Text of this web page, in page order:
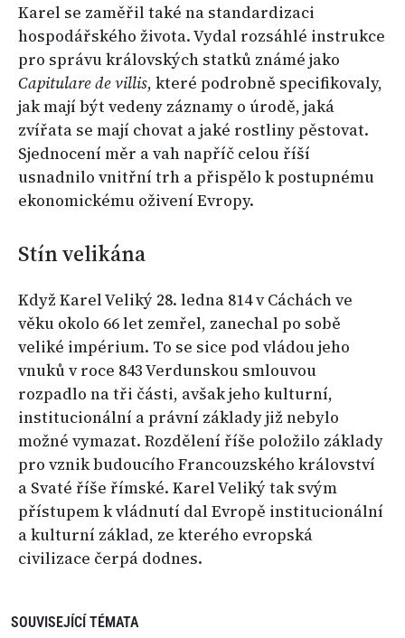
Karel se zaměřil také na standardizaci
hospodářského života. Vydal rozsáhlé instrukce
pro správu královských statků známé jako
Capitulare de villis, které podrobně specifikovaly,
jak mají být vedeny záznamy o úrodě, jaká
zvířata se mají chovat a jaké rostliny pěstovat.
Sjednocení měr a vah napříč celou říší
usnadnilo vnitřní trh a přispělo k postupnému
ekonomickému oživení Evropy.
Stín velikána
Když Karel Veliký 28. ledna 814 v Cáchách ve
věku okolo 66 let zemřel, zanechal po sobě
veliké impérium. To se sice pod vládou jeho
vnuků v roce 843 Verdunskou smlouvou
rozpadlo na tři části, avšak jeho kulturní,
institucionální a právní základy již nebylo
možné vymazat. Rozdělení říše položilo základy
pro vznik budoucího Francouzského království
a Svaté říše římské. Karel Veliký tak svým
přístupem k vládnutí dal Evropě institucionální
a kulturní základ, ze kterého evropská
civilizace čerpá dodnes.
SOUVISEJÍCÍ TÉMATA